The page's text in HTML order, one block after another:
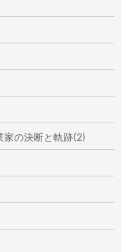
の決断と軌跡(2)